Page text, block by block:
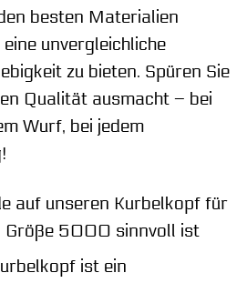
besten Materialien
unvergleichliche
zu bieten. Spüren Sie
Qualität ausmacht – bei
Wurf, bei jedem
auf unseren Kurbelkopf für
Größe 5000 sinnvoll ist
ist ein